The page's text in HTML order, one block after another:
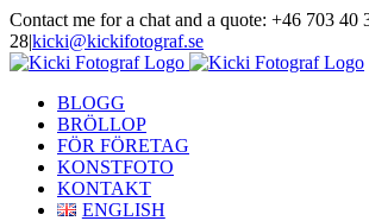
Skip
to
content
Contact me for a chat and a quote: +46 703 40
28|kicki@kickifotograf.se
Instagram
Facebook
BLOGG
BRÖLLOP
FÖR FÖRETAG
KONSTFOTO
KONTAKT
ENGLISH